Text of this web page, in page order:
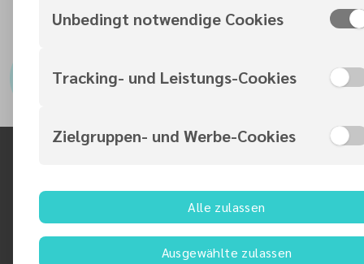
Karin Schulz, S. Jahr
12687 Berlin
Unbedingt notwendige Cookies
Tracking- und Leistungs-Cookies
Zielgruppen- und Werbe-Cookies
Alle zulassen
Ausgewählte zulassen